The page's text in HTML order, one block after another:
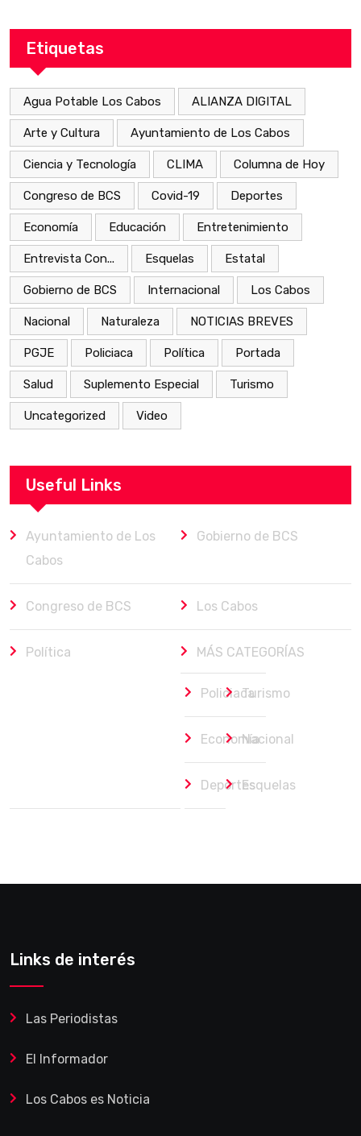
Etiquetas
Agua Potable Los Cabos ALIANZA DIGITAL
Arte y Cultura Ayuntamiento de Los Cabos
Ciencia y Tecnología CLIMA Columna de Hoy
Congreso de BCS Covid-19 Deportes
Economía Educación Entretenimiento
Entrevista Con... Esquelas Estatal
Gobierno de BCS Internacional Los Cabos
Nacional Naturaleza NOTICIAS BREVES
PGJE Policiaca Política Portada
Salud Suplemento Especial Turismo
Uncategorized Video
Useful Links
Ayuntamiento de Los
Cabos
Gobierno de BCS
Congreso de BCS Los Cabos
Política MÁS CATEGORÍAS
PoliciacaTurismo
EconomíaNacional
DeportesEsquelas
Links de interés
Las Periodistas
El Informador
Los Cabos es Noticia